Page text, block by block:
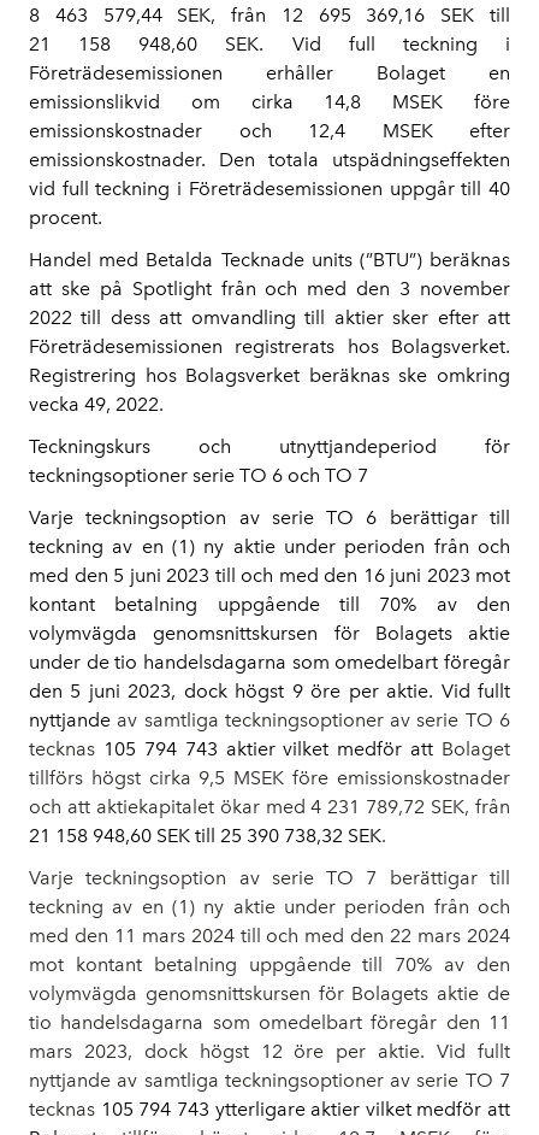
8 463 579,44 SEK, från 12 695 369,16 SEK till
21 158 948,60 SEK. Vid full teckning i
Företrädesemissionen erhåller Bolaget en
emissionslikvid om cirka 14,8 MSEK före
emissionskostnader och 12,4 MSEK efter
emissionskostnader. Den totala utspädningseffekten
vid full teckning i Företrädesemissionen uppgår till 40
procent.
Handel med Betalda Tecknade units (”BTU”) beräknas
att ske på Spotlight från och med den 3 november
2022 till dess att omvandling till aktier sker efter att
Företrädesemissionen registrerats hos Bolagsverket.
Registrering hos Bolagsverket beräknas ske omkring
vecka 49, 2022.
Teckningskurs och utnyttjandeperiod för
teckningsoptioner serie TO 6 och TO 7
Varje teckningsoption av serie TO 6 berättigar till
teckning av en (1) ny aktie under perioden från och
med den 5 juni 2023 till och med den 16 juni 2023 mot
kontant betalning uppgående till 70% av den
volymvägda genomsnittskursen för Bolagets aktie
under de tio handelsdagarna som omedelbart föregår
den 5 juni 2023, dock högst 9 öre per aktie. Vid fullt
nyttjande av samtliga teckningsoptioner av serie TO 6
tecknas 105 794 743 aktier vilket medför att Bolaget
tillförs högst cirka 9,5 MSEK före emissionskostnader
och att aktiekapitalet ökar med 4 231 789,72 SEK, från
21 158 948,60 SEK till 25 390 738,32 SEK.
Varje teckningsoption av serie TO 7 berättigar till
teckning av en (1) ny aktie under perioden från och
med den 11 mars 2024 till och med den 22 mars 2024
mot kontant betalning uppgående till 70% av den
volymvägda genomsnittskursen för Bolagets aktie de
tio handelsdagarna som omedelbart föregår den 11
mars 2023, dock högst 12 öre per aktie. Vid fullt
nyttjande av samtliga teckningsoptioner av serie TO 7
tecknas 105 794 743 ytterligare aktier vilket medför att